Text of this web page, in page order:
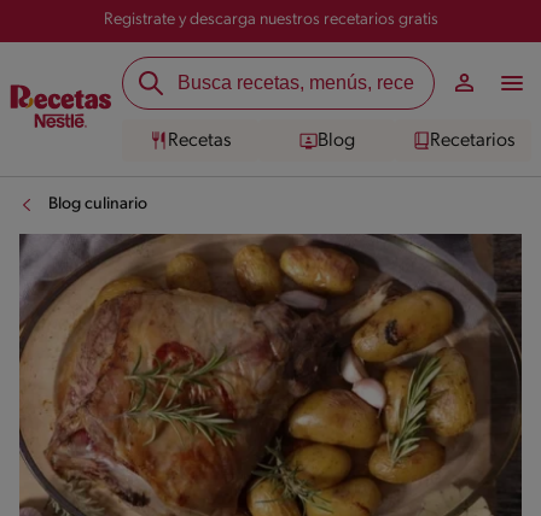
Registrate y descarga nuestros recetarios gratis
Recetas Blog Recetarios
Blog culinario